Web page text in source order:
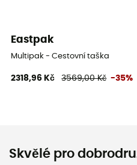
Eastpak
Multipak - Cestovní taška
2318,96 Kč 3569,00 Kč -35%
Skvělé pro